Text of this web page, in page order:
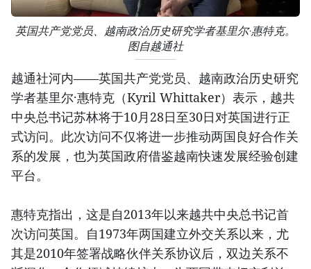
英国共产党党员、越南政治历史研究学者基里尔·惠特克。
图自越通社
越通社河内——英国共产党党员、越南政治历史研究
学者基里尔·惠特克（Kyril Whittaker）表示，越共
中央总书记苏林将于10月28日至30日对英国进行正
式访问。此次访问不仅将进一步推动两国良好合作关
系的发展，也为英国政府借鉴越南快速发展经验创建
平台。
惠特克指出，这是自2013年以来越共中央总书记首
次访问英国。自1973年两国建立外交关系以来，尤
其是2010年签署战略伙伴关系协议后，双边关系不